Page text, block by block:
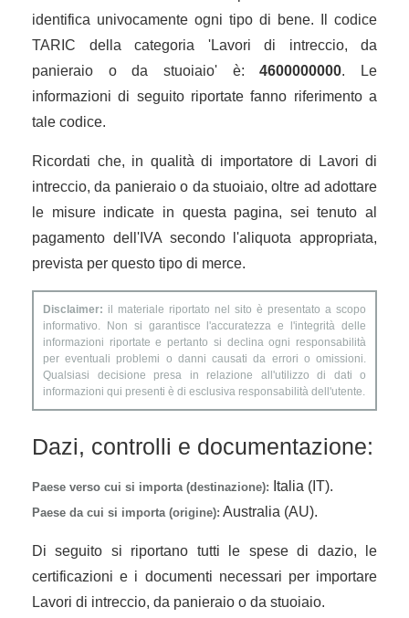
identifica univocamente ogni tipo di bene. Il codice
TARIC della categoria 'Lavori di intreccio, da
panieraio o da stuoiaio' è:4600000000. Le
informazioni di seguito riportate fanno riferimento a
tale codice.
Ricordati che, in qualità di importatore di Lavori di
intreccio, da panieraio o da stuoiaio, oltre ad adottare
le misure indicate in questa pagina, sei tenuto al
pagamento dell'IVA secondo l'aliquota appropriata,
prevista per questo tipo di merce.
Disclaimer: il materiale riportato nel sito è presentato a scopo
informativo. Non si garantisce l'accuratezza e l'integrità delle
informazioni riportate e pertanto si declina ogni responsabilità
per eventuali problemi o danni causati da errori o omissioni.
Qualsiasi decisione presa in relazione all'utilizzo di dati o
informazioni qui presenti è di esclusiva responsabilità dell'utente.
Dazi, controlli e documentazione:
Paese verso cui si importa (destinazione): Italia (IT).
Paese da cui si importa (origine): Australia (AU).
Di seguito si riportano tutti le spese di dazio, le
certificazioni e i documenti necessari per importare
Lavori di intreccio, da panieraio o da stuoiaio.